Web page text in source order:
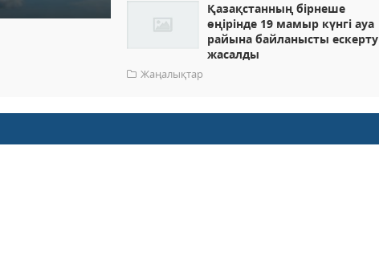
Қазақстанның бірнеше
өңірінде 19 мамыр күнгі ауа
райына байланысты ескерту
жасалды
Жаңалықтар